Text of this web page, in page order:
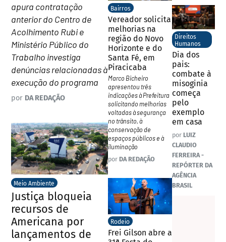
apura contratação
anterior do Centro de
Acolhimento Rubi e
Ministério Público do
Trabalho investiga
denúncias relacionadas à
execução do programa
por DA REDAÇÃO
Meio Ambiente
Justiça bloqueia
recursos de
Americana por
lançamentos de
Bairros
Vereador solicita
melhorias na
região do Novo
Horizonte e do
Santa Fé, em
Piracicaba
Marco Bicheiro
apresentou três
indicações à Prefeitura
solicitando melhorias
voltadas à segurança
no trânsito, à
conservação de
espaços públicos e à
iluminação
por DA REDAÇÃO
Rodeio
Frei Gilson abre a
Direitos
Humanos
Dia dos
pais:
combate à
misoginia
começa
pelo
exemplo
em casa
por LUIZ
CLAUDIO
FERREIRA -
REPÓRTER DA
AGÊNCIA
BRASIL